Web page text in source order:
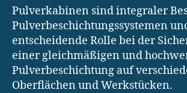
Pulverkabinen sind integraler
Pulverbeschichtungssystemen
entscheidende Rolle bei der
einer gleichmäßigen und
Pulverbeschichtung auf
Oberflächen und Werkstücken.